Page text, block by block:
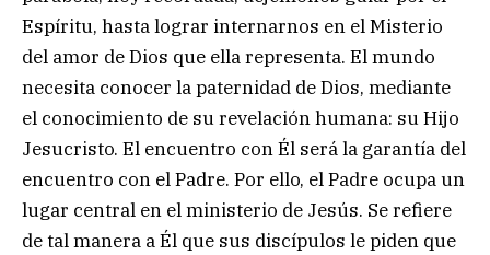
Espíritu, hasta lograr internarnos en el Misterio
del amor de Dios que ella representa. El mundo
necesita conocer la paternidad de Dios, mediante
el conocimiento de su revelación humana: su Hijo
Jesucristo. El encuentro con Él será la garantía del
encuentro con el Padre. Por ello, el Padre ocupa un
lugar central en el ministerio de Jesús. Se refiere
de tal manera a Él que sus discípulos le piden que